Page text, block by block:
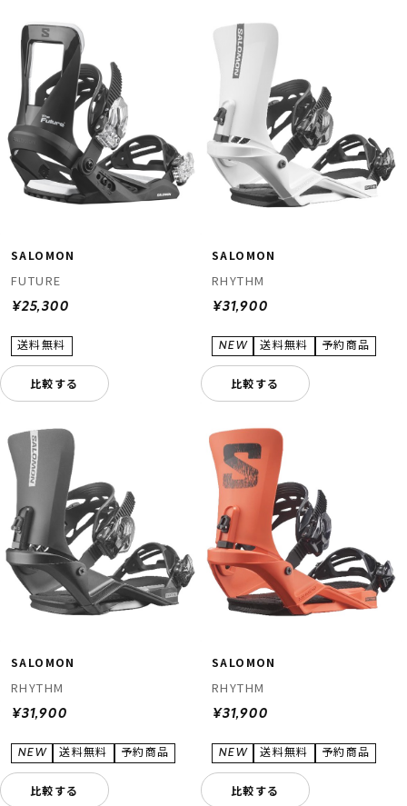
ムラサキスポーツ 公式アプリ
ポイント・クーポンもこのアプリで！
SALOMON
FUTURE
¥25,300
比較する
SALOMON
RHYTHM
¥31,900
比較する
SALOMON
RHYTHM
¥31,900
比較する
SALOMON
RHYTHM
¥31,900
比較する